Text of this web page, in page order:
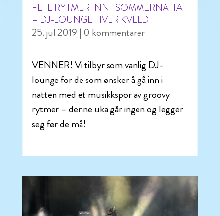
FETE RYTMER INN I SOMMERNATTA
– DJ-LOUNGE HVER KVELD
25. jul 2019 | 0 kommentarer
VENNER! Vi tilbyr som vanlig DJ-
lounge for de som ønsker å gå inn i
natten med et musikkspor av groovy
rytmer – denne uka går ingen og legger
seg før de må!